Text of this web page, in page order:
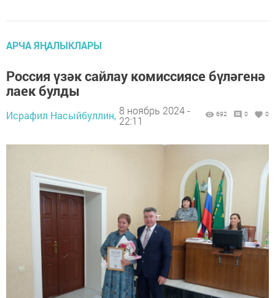
АРЧА ЯҢАЛЫКЛАРЫ
Россия үзәк сайлау комиссиясе бүләгенә
лаек булды
Исрафил Насыйбуллин, 8 ноябрь 2024 -
22:11
692 0 0